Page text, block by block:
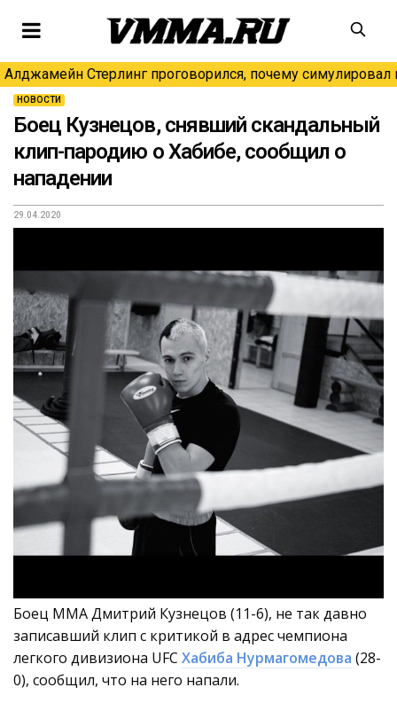
Алджамейн Стерлинг проговорился, почему симулировал
НОВОСТИ
Боец Кузнецов, снявший скандальный
клип-пародию о Хабибе, сообщил о
нападении
29.04.2020
Боец ММА Дмитрий Кузнецов (11-6), не так давно
записавший клип с критикой в адрес чемпиона
легкого дивизиона UFC Хабиба Нурмагомедова (28-
0), сообщил, что на него напали.